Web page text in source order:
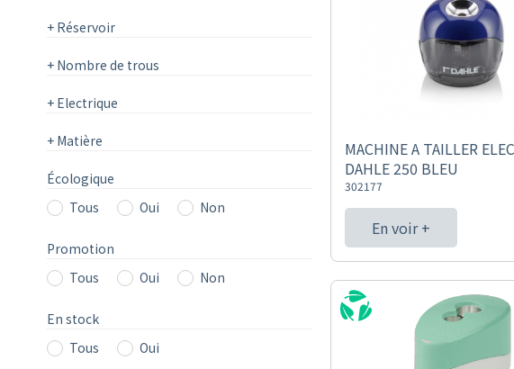
+ Réservoir
+ Nombre de trous
+ Electrique
+ Matière
Écologique
Tous
Oui Non
Promotion
Tous
Oui Non
En stock
Tous
Oui
MACHINE A TAILLER
DAHLE 250 BLEU
302177
En voir +